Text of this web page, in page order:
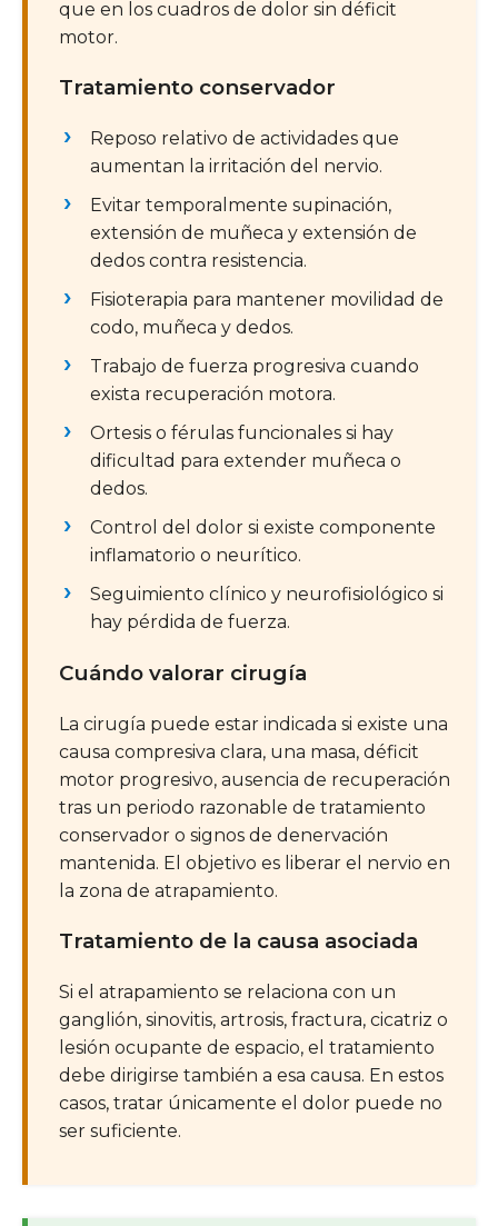
que en los cuadros de dolor sin déficit
motor.
Tratamiento conservador
Reposo relativo de actividades que
aumentan la irritación del nervio.
Evitar temporalmente supinación,
extensión de muñeca y extensión de
dedos contra resistencia.
Fisioterapia para mantener movilidad de
codo, muñeca y dedos.
Trabajo de fuerza progresiva cuando
exista recuperación motora.
Ortesis o férulas funcionales si hay
dificultad para extender muñeca o
dedos.
Control del dolor si existe componente
inflamatorio o neurítico.
Seguimiento clínico y neurofisiológico si
hay pérdida de fuerza.
Cuándo valorar cirugía
La cirugía puede estar indicada si existe una
causa compresiva clara, una masa, déficit
motor progresivo, ausencia de recuperación
tras un periodo razonable de tratamiento
conservador o signos de denervación
mantenida. El objetivo es liberar el nervio en
la zona de atrapamiento.
Tratamiento de la causa asociada
Si el atrapamiento se relaciona con un
ganglión, sinovitis, artrosis, fractura, cicatriz o
lesión ocupante de espacio, el tratamiento
debe dirigirse también a esa causa. En estos
casos, tratar únicamente el dolor puede no
ser suficiente.